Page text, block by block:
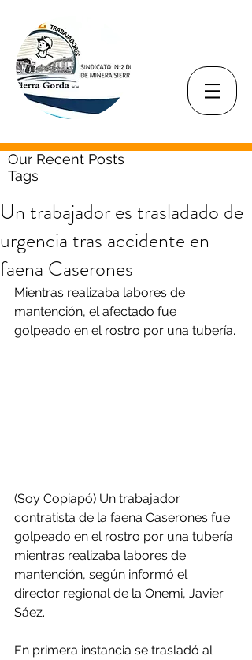
Our Recent Posts
Tags
Un trabajador es trasladado de
urgencia tras accidente en
faena Caserones
Mientras realizaba labores de
mantención, el afectado fue
golpeado en el rostro por una tubería.
(Soy Copiapó) Un trabajador
contratista de la faena Caserones fue
golpeado en el rostro por una tubería
mientras realizaba labores de
mantención, según informó el
director regional de la Onemi, Javier
Sáez.
En primera instancia se trasladó al